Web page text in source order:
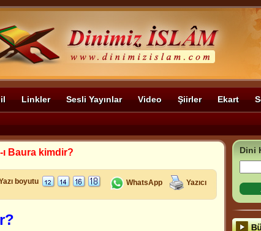
Linkler Sesli Yayınlar Video Şiirler Ekart
ı Baura kimdir?
boyutu WhatsApp Yazıcı
Dini